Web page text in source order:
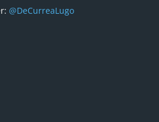
@DeCurreaLugo